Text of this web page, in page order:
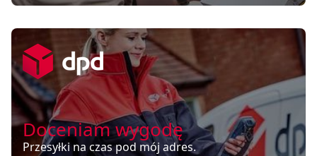
Doceniam wygodę
Przesyłki na czas pod mój adres.